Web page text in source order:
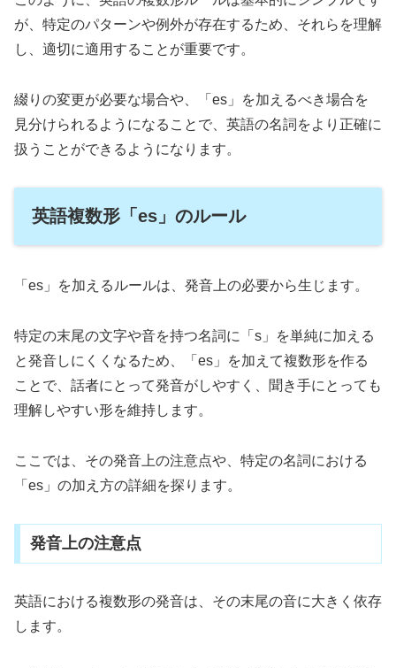
が、特定のパターンや例外が存在するため、それらを理解
し、適切に適用することが重要です。
綴りの変更が必要な場合や、「es」を加えるべき場合を
見分けられるようになることで、英語の名詞をより正確に
扱うことができるようになります。
英語複数形「es」のルール
「es」を加えるルールは、発音上の必要から生じます。
特定の末尾の文字や音を持つ名詞に「s」を単純に加える
と発音しにくくなるため、「es」を加えて複数形を作る
ことで、話者にとって発音がしやすく、聞き手にとっても
理解しやすい形を維持します。
ここでは、その発音上の注意点や、特定の名詞における
「es」の加え方の詳細を探ります。
発音上の注意点
英語における複数形の発音は、その末尾の音に大きく依存
します。